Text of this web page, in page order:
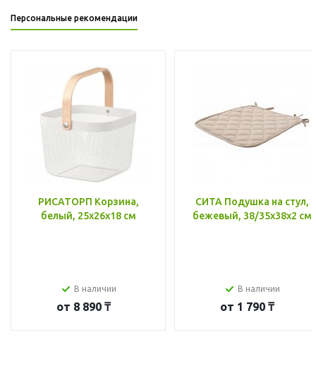
Персональные рекомендации
РИСАТОРП Корзина,
белый, 25x26x18 см
В наличии
от 8 890 ₸
СИТА Подушка на стул,
бежевый, 38/35x38x2 см
В наличии
от 1 790 ₸